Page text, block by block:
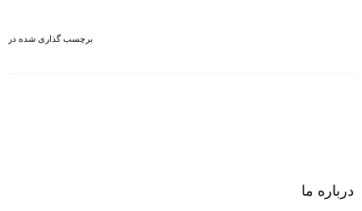
برچسب گذاری شده در
درباره ما